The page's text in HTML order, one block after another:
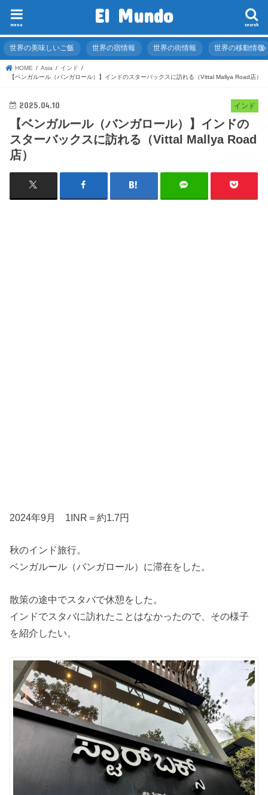
El Mundo search
menu
世界の美味しいご飯 世界の宿情報 世界の街情報 世界の移動情報
HOME Asia
インド
【ベンガルール（バンガロール）】インドのスターバックスに訪れる（Vittal Mallya Road店）
インド
2025.04.10
【ベンガルール（バンガロール）】インドの
スターバックスに訪れる（Vittal Mallya Road
店）
2024年9月 1INR＝約1.7円
秋のインド旅行。
ベンガルール（バンガロール）に滞在をした。
散策の途中でスタバで休憩をした。
インドでスタバに訪れたことはなかったので、その様子
を紹介したい。